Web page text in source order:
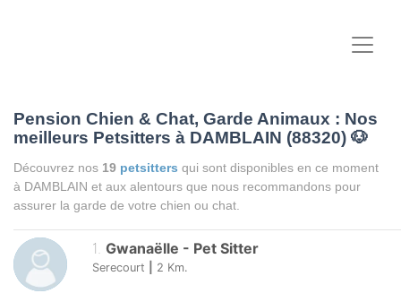
Pension Chien & Chat, Garde Animaux : Nos
meilleurs Petsitters à DAMBLAIN (88320) 🐶
Découvrez nos 19 petsitters qui sont disponibles en ce moment
à DAMBLAIN et aux alentours que nous recommandons pour
assurer la garde de votre chien ou chat.
1. Gwanaëlle - Pet Sitter
Serecourt 2 Km.